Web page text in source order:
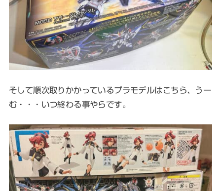
そして順次取りかかっているプラモデルはこちら、うー
む・・・いつ終わる事やらです。